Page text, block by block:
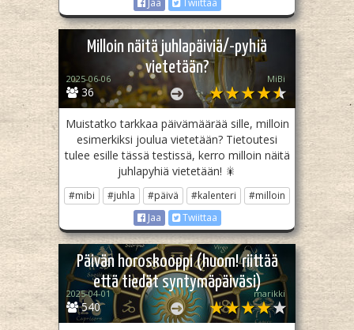
Milloin näitä juhlapäiviä/-pyhiä
vietetään?
36
2025-06-06 MiBi
Muistatko tarkkaa päivämäärää sille, milloin
esimerkiksi joulua vietetään? Tietoutesi
tulee esille tässä testissä, kerro milloin näitä
juhlapyhiä vietetään! 🎇
#mibi #juhla #päivä #kalenteri
#milloin
Jaa
Twiittaa
Päivän horoskooppi (huom! riittää
että tiedät syntymäpäiväsi)
540
2025-04-01 marikki